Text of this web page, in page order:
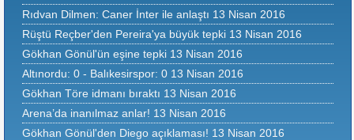
Rıdvan Dilmen: Caner İnter ile anlaştı 13 Nisan 2016
Rüştü Reçber'den Pereira'ya büyük tepki 13 Nisan 2016
Gökhan Gönül'ün eşine tepki 13 Nisan 2016
Altınordu: 0 - Balıkesirspor: 0 13 Nisan 2016
Gökhan Töre idmanı bıraktı 13 Nisan 2016
Arena’da inanılmaz anlar! 13 Nisan 2016
Gökhan Gönül'den Diego açıklaması! 13 Nisan 2016